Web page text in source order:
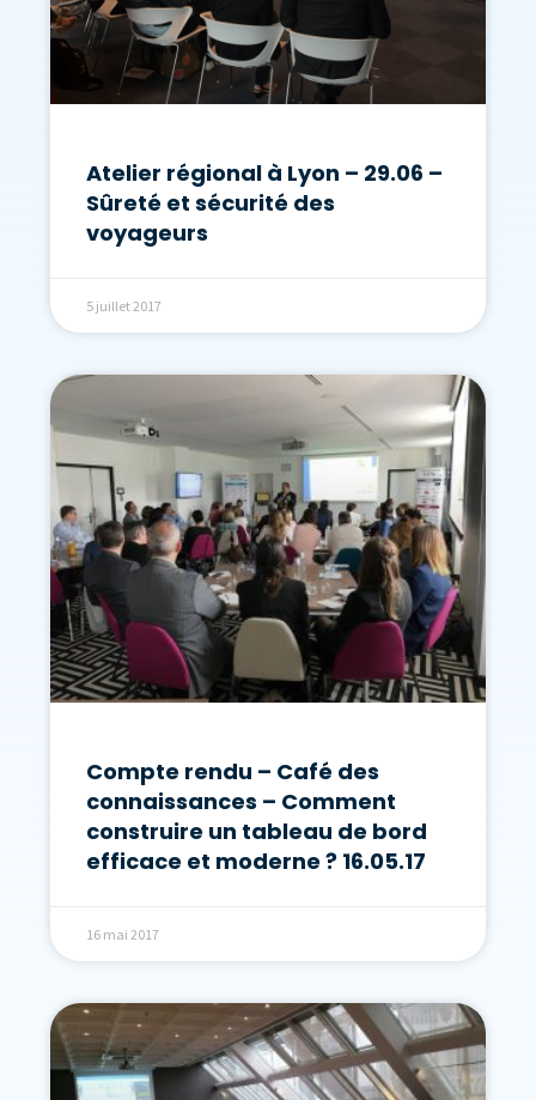
Atelier régional à Lyon – 29.06 –
Sûreté et sécurité des
voyageurs
5 juillet 2017
Compte rendu – Café des
connaissances – Comment
construire un tableau de bord
efficace et moderne ? 16.05.17
16 mai 2017